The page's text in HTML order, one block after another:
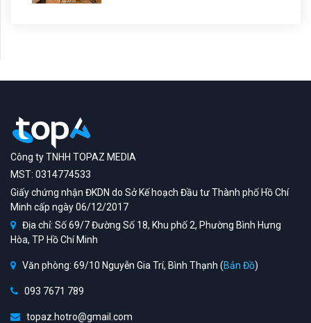
Công ty TNHH TOPAZ MEDIA
MST: 0314774533
Giấy chứng nhận ĐKDN do Sở Kế hoạch Đầu tư Thành phố Hồ Chí
Minh cấp ngày 06/12/2017
Địa chỉ: Số 69/7 Đường Số 18, Khu phố 2, Phường Bình Hưng
Hòa, TP Hồ Chí Minh
Văn phòng: 69/10 Nguyễn Gia Trí, Bình Thạnh (Bản Đồ)
093 7671 789
topaz.hotro@gmail.com